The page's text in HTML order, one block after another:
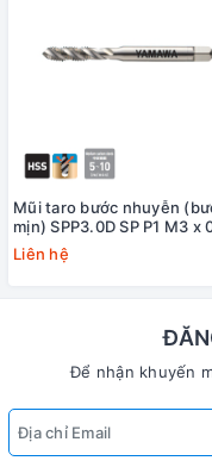
Mũi taro bước nhuyễn
mịn) SPP3.0D SP P1 M3 x
Yamawa
Liên hệ
Để nhận khuyến